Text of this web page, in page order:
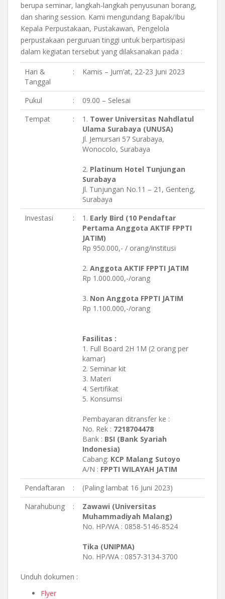
berupa seminar, langkah-langkah penyusunan borang,
dan sharing session. Kami mengundang Bapak/Ibu
Kepala Perpustakaan, Pustakawan, Pengelola
perpustakaan perguruan tinggi untuk berpartisipasi
dalam kegiatan tersebut yang dilaksanakan pada :
Hari &
Tanggal
: Kamis – Jum’at, 22-23 Juni 2023
Pukul :
09.00 – Selesai
Tempat
: 1. Tower Universitas Nahdlatul
Ulama Surabaya (UNUSA)
Jl. Jemursari 57 Surabaya,
Wonocolo, Surabaya
2. Platinum Hotel Tunjungan
Surabaya
Jl. Tunjungan No.11 – 21, Genteng,
Surabaya
Investasi
: 1. Early Bird (10 Pendaftar
Pertama Anggota AKTIF FPPTI
JATIM)
Rp 950.000,- / orang/institusi
2. Anggota AKTIF FPPTI JATIM
Rp 1.000.000,-/orang
3. Non Anggota FPPTI JATIM
Rp 1.100.000,-/orang
Fasilitas :
1. Full Board 2H 1M (2 orang per
kamar)
2. Seminar kit
3. Materi
4. Sertifikat
5. Konsumsi
Pembayaran ditransfer ke :
No. Rek : 7218704478
Bank : BSI (Bank Syariah
Indonesia)
Cabang: KCP Malang Sutoyo
A/N : FPPTI WILAYAH JATIM
Pendaftaran
:
(Paling lambat 16 Juni 2023)
Narahubung
:
Zawawi (Universitas
Muhammadiyah Malang)
No. HP/WA : 0858-5146-8524
Tika (UNIPMA)
No. HP/WA : 0857-3134-3700
Unduh dokumen :
Flyer